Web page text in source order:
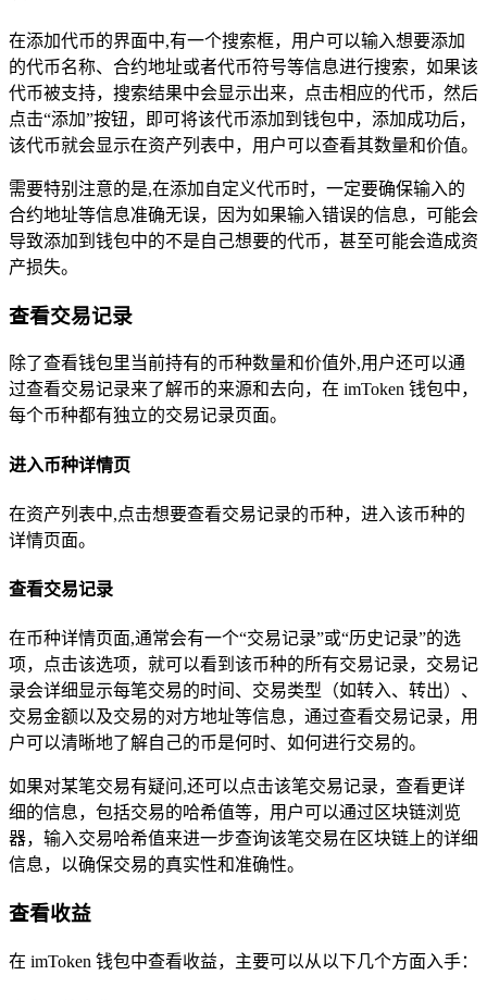
在添加代币的界面中,有一个搜索框，用户可以输入想要添加
的代币名称、合约地址或者代币符号等信息进行搜索，如果该
代币被支持，搜索结果中会显示出来，点击相应的代币，然后
点击“添加”按钮，即可将该代币添加到钱包中，添加成功后，
该代币就会显示在资产列表中，用户可以查看其数量和价值。
需要特别注意的是,在添加自定义代币时，一定要确保输入的
合约地址等信息准确无误，因为如果输入错误的信息，可能会
导致添加到钱包中的不是自己想要的代币，甚至可能会造成资
产损失。
查看交易记录
除了查看钱包里当前持有的币种数量和价值外,用户还可以通
过查看交易记录来了解币的来源和去向，在 imToken 钱包中，
每个币种都有独立的交易记录页面。
进入币种详情页
在资产列表中,点击想要查看交易记录的币种，进入该币种的
详情页面。
查看交易记录
在币种详情页面,通常会有一个“交易记录”或“历史记录”的选
项，点击该选项，就可以看到该币种的所有交易记录，交易记
录会详细显示每笔交易的时间、交易类型（如转入、转出）、
交易金额以及交易的对方地址等信息，通过查看交易记录，用
户可以清晰地了解自己的币是何时、如何进行交易的。
如果对某笔交易有疑问,还可以点击该笔交易记录，查看更详
细的信息，包括交易的哈希值等，用户可以通过区块链浏览
器，输入交易哈希值来进一步查询该笔交易在区块链上的详细
信息，以确保交易的真实性和准确性。
查看收益
在 imToken 钱包中查看收益，主要可以从以下几个方面入手：